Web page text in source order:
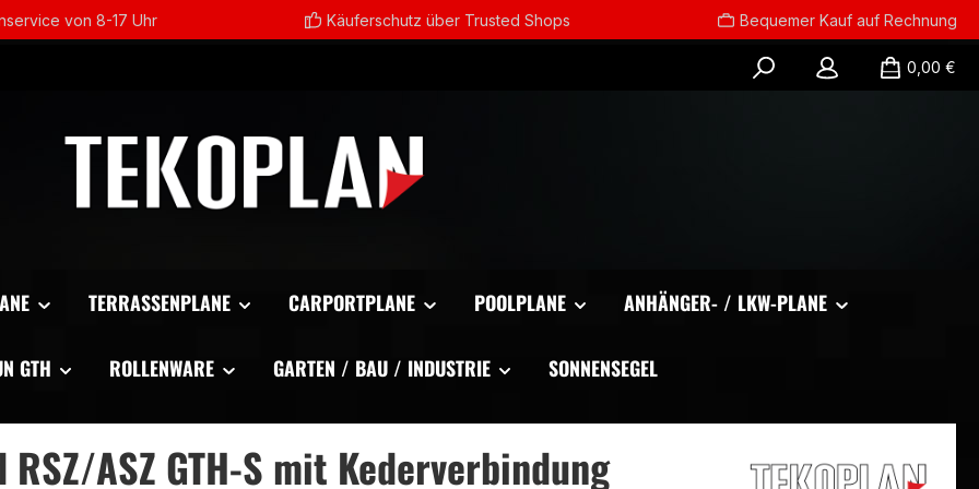
von 8-17 Uhr Käuferschutz über Trusted Shops Bequemer Kauf auf Rechnung
0,00 €
TERRASSENPLANE CARPORTPLANE POOLPLANE ANHÄNGER- / LKW-PLANE
GTH ROLLENWARE GARTEN / BAU / INDUSTRIE SONNENSEGEL
ASZ GTH-S mit Kederverbindung